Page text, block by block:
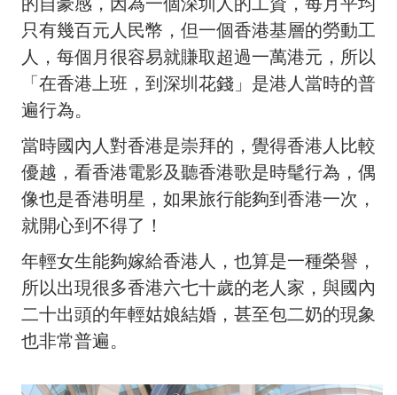
只有幾百元人民幣，但一個香港基層的勞動工
人，每個月很容易就賺取超過一萬港元，所以
「在香港上班，到深圳花錢」是港人當時的普
遍行為。
當時國內人對香港是崇拜的，覺得香港人比較
優越，看香港電影及聽香港歌是時髦行為，偶
像也是香港明星，如果旅行能夠到香港一次，
就開心到不得了！
年輕女生能夠嫁給香港人，也算是一種榮譽，
所以出現很多香港六七十歲的老人家，與國內
二十出頭的年輕姑娘結婚，甚至包二奶的現象
也非常普遍。